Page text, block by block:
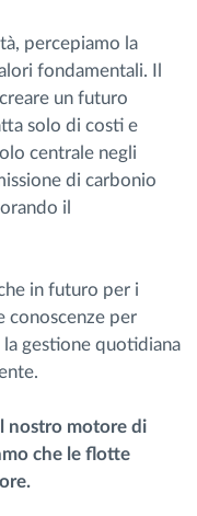
percepiamo la
fondamentali. Il
un futuro
solo di costi e
centrale negli
di carbonio
il
in futuro per i
conoscenze per
gestione quotidiana
nostro motore di
che le flotte